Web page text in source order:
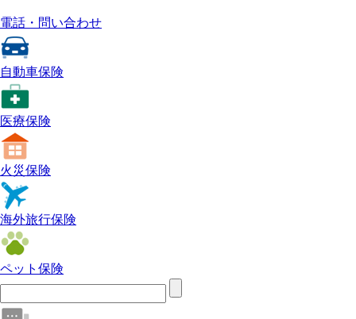
電話・問い合わせ
自動車保険
医療保険
火災保険
海外旅行保険
ペット保険